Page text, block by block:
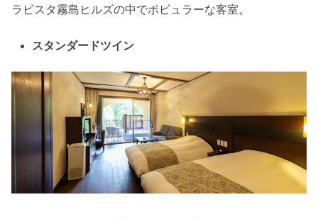
ラビスタ霧島ヒルズの中でポピュラーな客室。
スタンダードツイン